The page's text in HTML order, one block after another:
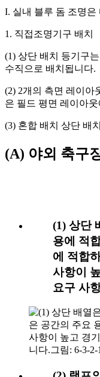
I. 실내 블루 돔 조명은
1. 직접조명기구 배치
(1) 상단 배치 등기구
수직으로 배치됩니다.
(2) 2개의 측면 레이아
은 필드 평면 레이아
(3) 혼합 배치 상단 배
(A) 야외 축구
(1) 상단
용에 적
에 적합
사항이
요구 사